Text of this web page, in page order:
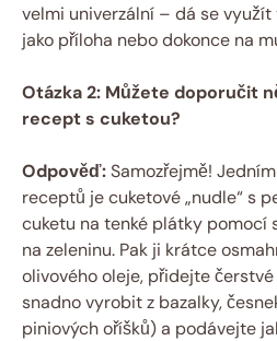
velmi univerzální – dá se
jako příloha nebo dokonce na
Otázka 2: Můžete doporučit
recept s cuketou?
Odpověď:Samozřejmě!
receptů je cuketové „nudle“ s
cuketu na tenké plátky pomocí
na zeleninu. Pak ji krátce
olivového oleje, přidejte
snadno vyrobit z bazalky,
piniových oříšků) a podávejte